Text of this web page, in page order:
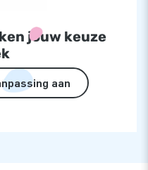
jouw keuze
aan